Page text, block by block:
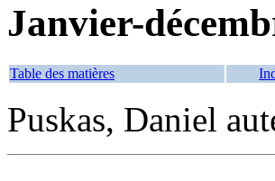
Janvier-
Table des matières
Puskas, Daniel